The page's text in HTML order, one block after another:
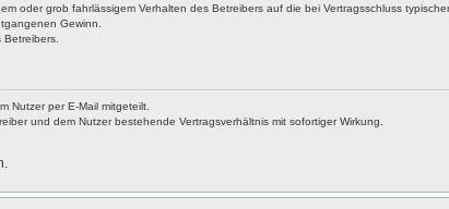
grob fahrlässigem Verhalten des Betreibers auf die bei Vertragsschluss
Gewinn.
Nutzer per E-Mail mitgeteilt.
und dem Nutzer bestehende Vertragsverhältnis mit sofortiger Wirkung.